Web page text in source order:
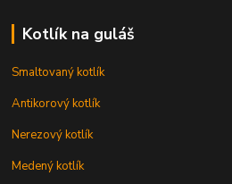
Kotlík na guláš
Smaltovaný kotlík
Antikorový kotlík
Nerezový kotlík
Medený kotlík